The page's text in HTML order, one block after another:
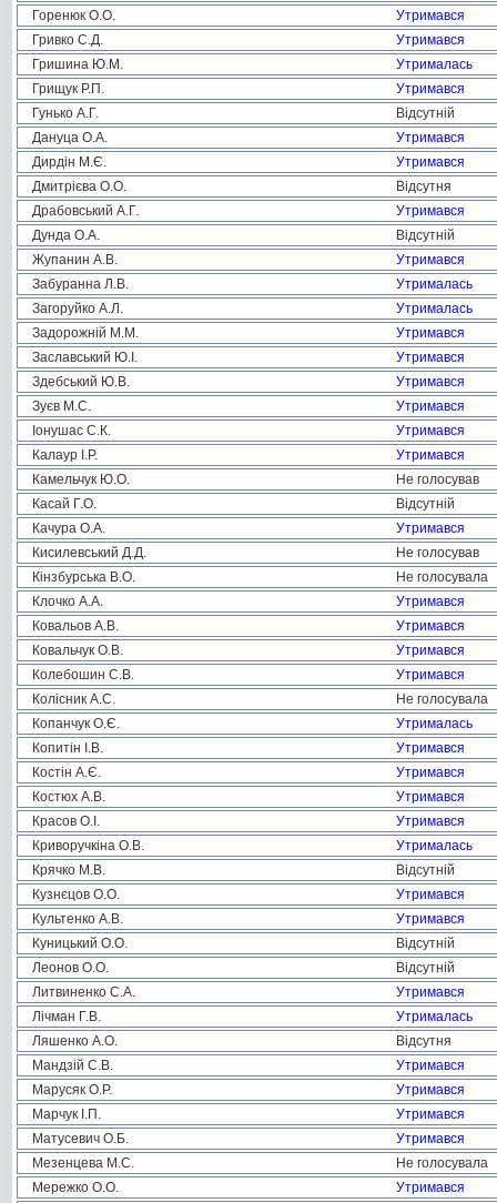
Горенюк О.О.
Утримався
Гривко С.Д.
Утримався
Гришина Ю.М.
Утрималась
Грищук Р.П.
Утримався
Гунько А.Г.
Відсутній
Дануца О.А.
Утримався
Дирдін М.Є.
Утримався
Дмитрієва О.О.
Відсутня
Драбовський А.Г.
Утримався
Дунда О.А.
Відсутній
Жупанин А.В.
Утримався
Забуранна Л.В.
Утрималась
Загоруйко А.Л.
Утрималась
Задорожній М.М.
Утримався
Заславський Ю.І.
Утримався
Здебський Ю.В.
Утримався
Зуєв М.С.
Утримався
Іонушас С.К.
Утримався
Калаур І.Р.
Утримався
Камельчук Ю.О.
Не голосував
Касай Г.О.
Відсутній
Качура О.А.
Утримався
Кисилевський Д.Д.
Не голосував
Кінзбурська В.О.
Не голосувала
Клочко А.А.
Утримався
Ковальов А.В.
Утримався
Ковальчук О.В.
Утримався
Колебошин С.В.
Утримався
Колісник А.С.
Не голосувала
Копанчук О.Є.
Утрималась
Копитін І.В.
Утримався
Костін А.Є.
Утримався
Костюх А.В.
Утримався
Красов О.І.
Утримався
Криворучкіна О.В.
Утрималась
Крячко М.В.
Відсутній
Кузнєцов О.О.
Утримався
Культенко А.В.
Утримався
Куницький О.О.
Відсутній
Леонов О.О.
Відсутній
Литвиненко С.А.
Утримався
Лічман Г.В.
Утрималась
Ляшенко А.О.
Відсутня
Мандзій С.В.
Утримався
Марусяк О.Р.
Утримався
Марчук І.П.
Утримався
Матусевич О.Б.
Утримався
Мезенцева М.С.
Не голосувала
Мережко О.О.
Утримався